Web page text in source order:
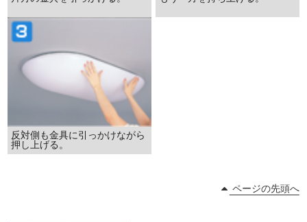
反対側も金具に引っかけながら
押し上げる。
ページの先頭へ